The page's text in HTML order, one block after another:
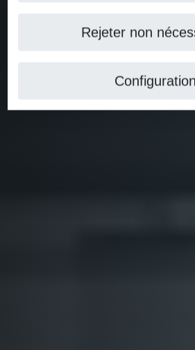
Rejeter non
Configuration